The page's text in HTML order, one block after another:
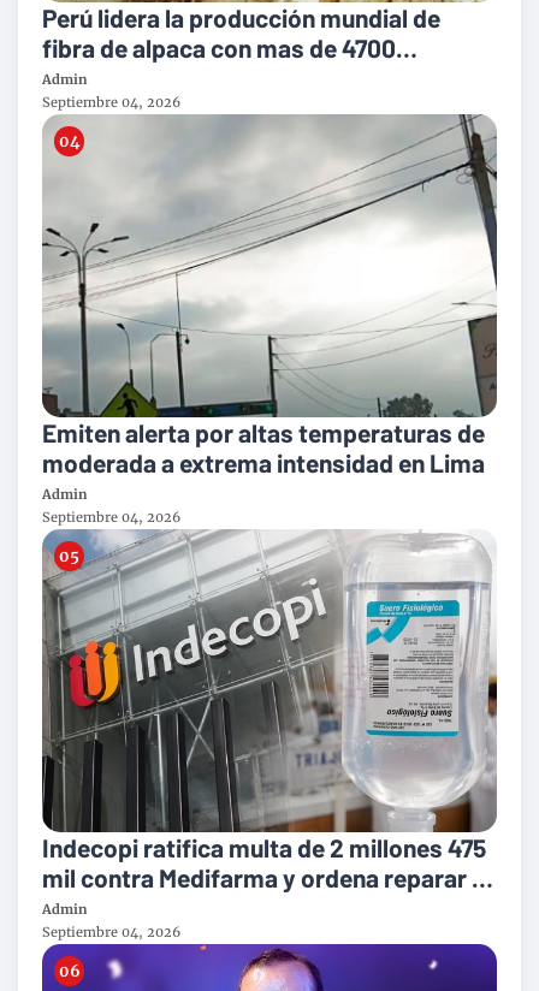
Perú lidera la producción mundial de
fibra de alpaca con mas de 4700
toneladas al año
Admin
Septiembre 04, 2026
Emiten alerta por altas temperaturas de
moderada a extrema intensidad en Lima
Admin
Septiembre 04, 2026
Indecopi ratifica multa de 2 millones 475
mil contra Medifarma y ordena reparar a
victimas del suero defectuoso
Admin
Septiembre 04, 2026